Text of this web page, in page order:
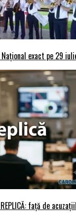
exact pe 29
față de